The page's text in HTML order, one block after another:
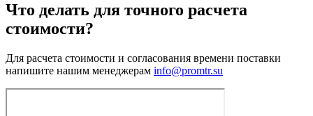
Что делать для точного расчета
стоимости?
Для расчета стоимости и согласования времени поставки
напишите нашим менеджерам info@promtr.su